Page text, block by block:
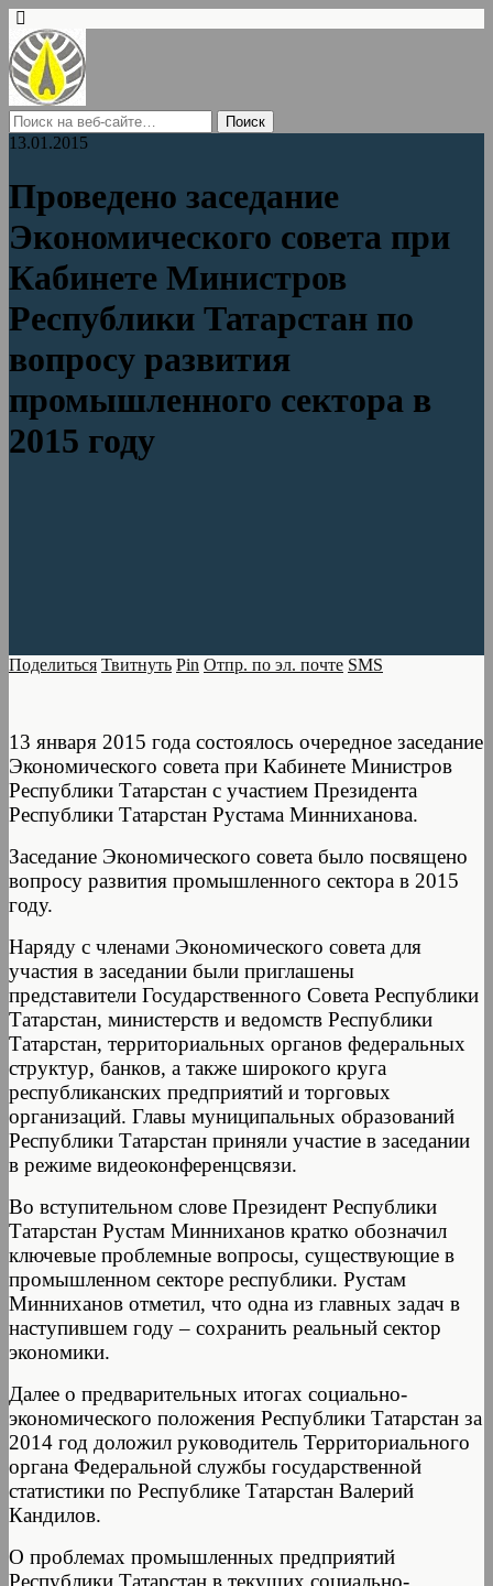
13.01.2015
Проведено заседание
Экономического совета при
Кабинете Министров
Республики Татарстан по
вопросу развития
промышленного сектора в
2015 году
Поделиться Твитнуть Pin Отпр. по эл. почте SMS
13 января 2015 года состоялось очередное заседание
Экономического совета при Кабинете Министров
Республики Татарстан с участием Президента
Республики Татарстан Рустама Минниханова.
Заседание Экономического совета было посвящено
вопросу развития промышленного сектора в 2015
году.
Наряду с членами Экономического совета для
участия в заседании были приглашены
представители Государственного Совета Республики
Татарстан, министерств и ведомств Республики
Татарстан, территориальных органов федеральных
структур, банков, а также широкого круга
республиканских предприятий и торговых
организаций. Главы муниципальных образований
Республики Татарстан приняли участие в заседании
в режиме видеоконференцсвязи.
Во вступительном слове Президент Республики
Татарстан Рустам Минниханов кратко обозначил
ключевые проблемные вопросы, существующие в
промышленном секторе республики. Рустам
Минниханов отметил, что одна из главных задач в
наступившем году – сохранить реальный сектор
экономики.
Далее о предварительных итогах социально-
экономического положения Республики Татарстан за
2014 год доложил руководитель Территориального
органа Федеральной службы государственной
статистики по Республике Татарстан Валерий
Кандилов.
О проблемах промышленных предприятий
Республики Татарстан в текущих социально-